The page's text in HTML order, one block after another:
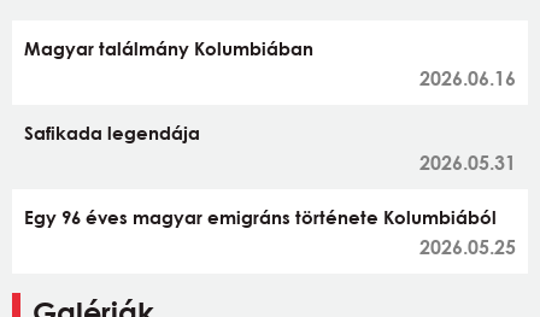
Magyar találmány Kolumbiában
2026.06.16
Safikada legendája
2026.05.31
Egy 96 éves magyar emigráns története Kolumbiából
2026.05.25